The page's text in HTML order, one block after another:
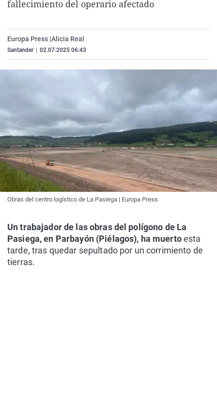
La rosa de los vientos
Caso
Operación Viuda
Extremadura
Navarra
Virales
fallecimiento del operario afectado
Europa Press |Alicia Real
Santander 02.07.2025 06:43
Obras del centro logístico de La Pasiega | Europa Press
Un trabajador de las obras del polígono de La
Pasiega, en Parbayón (Piélagos), ha muertoesta
tarde, tras quedar sepultado por un corrimiento de
tierras.